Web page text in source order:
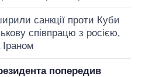
санкції проти Куби
співпрацю з росією,
попередив